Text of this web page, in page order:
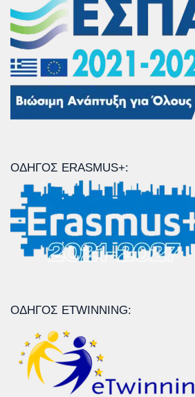
ΟΔΗΓΌΣ ERASMUS+:
ΟΔΗΓΌΣ ETWINNING: